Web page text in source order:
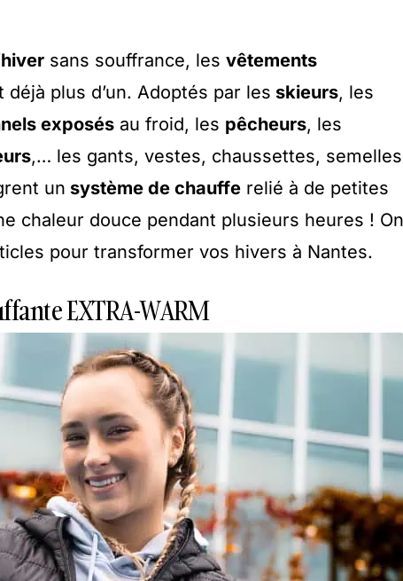
sans souffrance, les vêtements
déjà plus d’un. Adoptés par les skieurs, les
exposés au froid, les pêcheurs, les
,… les gants, vestes, chaussettes, semelles
un système de chauffe relié à de petites
chaleur douce pendant plusieurs heures ! On
pour transformer vos hivers à Nantes.
EXTRA-WARM